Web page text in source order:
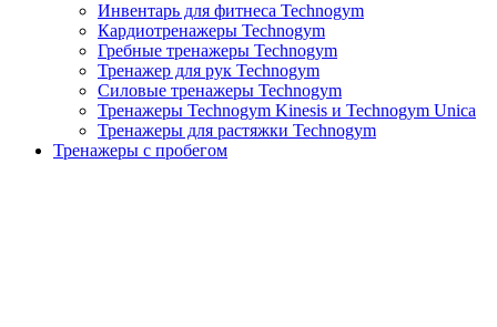
Инвентарь для фитнеса Technogym
Кардиотренажеры Technogym
Гребные тренажеры Technogym
Тренажер для рук Technogym
Силовые тренажеры Technogym
Тренажеры Technogym Kinesis и Technogym Unica
Тренажеры для растяжки Technogym
Тренажеры с пробегом